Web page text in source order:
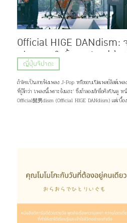
Official HIGE DANdism:
เสียงเพลงในรั้วมหาลัย สู่เจ้า
ฝันจนสำเร็จ
ญี่ปุ่นจิปาถะ
ถ้าใครเป็นสายฟังเพลง J-Pop หรือชอบเปิดเพลย์ลิสต์เพ
ที่รู้สึกว่า ‘เพลงนี้เพราะจังแฮะ’ ซึ่งถ้าลองเช็กชื่อศิลปินดู
Official髭男dism (Official HIGE DANdism) แต่เบื้อง
Hige (髭) ที่แปลว่า หนวด หรือเครา กับคำว่า Dandism
Dandy ที่สื่อถึงสุภาพบุรุษผู้แต่งตัวเนี้ยบ มีสไตล์ แต่ด้วยค
ว่า “ฮิเกะดัน” ส่วนแฟนคลับของพวกเขาก็ถูกเรียกว่า
Official髭男dism แน่นอนว่าชื่อวงนี้ไม่ได้ตั้งขึ้นมาเท่ ๆ อ
พวกเขาอยากทำเพลงที่สามารถส่งต่อความรู้สึกดี ๆ เเละเ
จะมีอายุเพิ่มขึ้น หรือถึงวันที่ไว้หนวดเคราแล้วก็ตาม ภาพ
Official HIGE DANdism จุดเริ่มต้นของวงย้อนไปปี